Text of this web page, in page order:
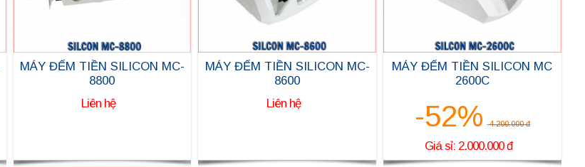
MÁY ĐẾM TIỀN SILICON MC-
8800
Liên hệ
MÁY ĐẾM TIỀN SILICON MC-
8600
Liên hệ
MÁY ĐẾM TIỀN SILICON MC
2600C
-52% 4.200.000 đ
Giá sỉ: 2.000.000 đ